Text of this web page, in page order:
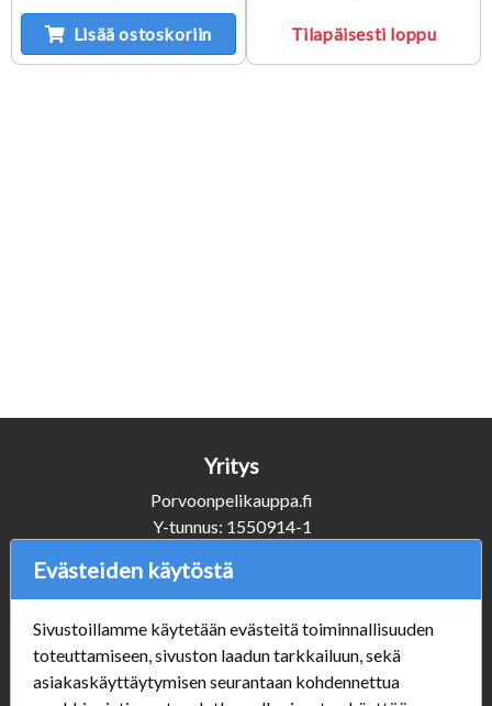
Lisää ostoskoriin Tilapäisesti loppu
Yritys
Porvoonpelikauppa.fi
Y-tunnus: 1550914-1
Asiakaspalvelu
+358 (0)50 3231920
info@porvoonpelikauppa.fi
Evästeiden käytöstä
Sivustoillamme käytetään evästeitä toiminnallisuuden
toteuttamiseen, sivuston laadun tarkkailuun, sekä
asiakaskäyttäytymisen seurantaan kohdennettua